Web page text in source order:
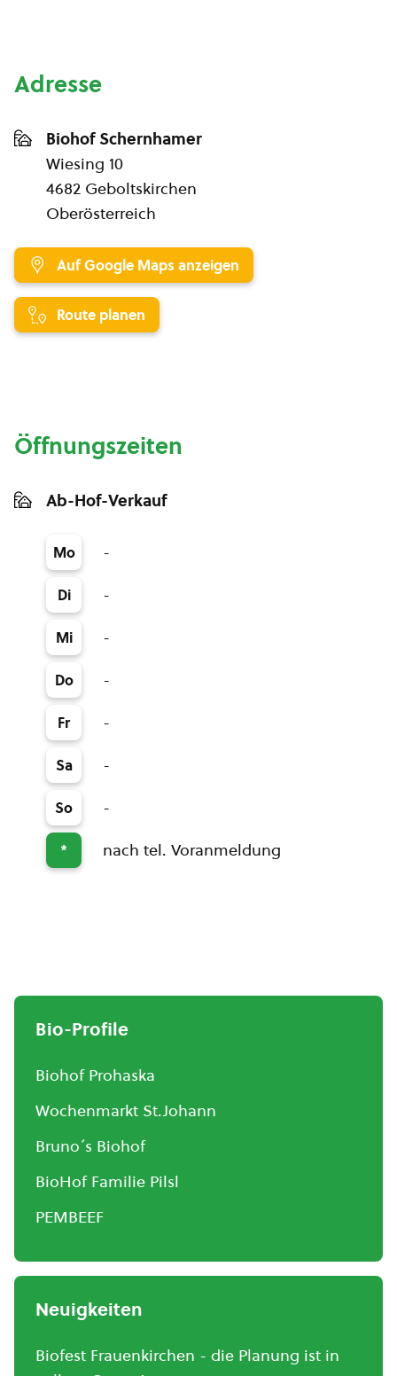
Adresse
Biohof Schernhamer
Wiesing 10
4682 Geboltskirchen
Oberösterreich
Auf Google Maps anzeigen
Route planen
Öffnungszeiten
Ab-Hof-Verkauf
Mo -
Di -
Mi -
Do -
Fr -
Sa -
So -
* nach tel. Voranmeldung
Bio-Profile
Biohof Prohaska
Wochenmarkt St.Johann
Bruno´s Biohof
BioHof Familie Pilsl
PEMBEEF
Neuigkeiten
Biofest Frauenkirchen - die Planung ist in